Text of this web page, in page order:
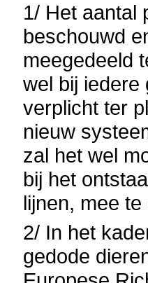
1/ Het aantal
beschouwd
meegedeeld
wel bij iedere
verplicht ter
nieuw
zal het wel
bij het
lijnen, mee
2/ In het
gedode